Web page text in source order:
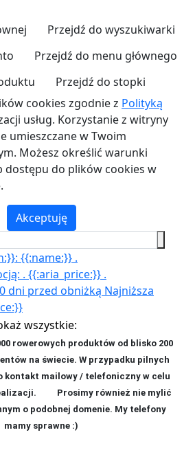
Przejdź do wyszukiwarki
Przejdź do menu głównego
Przejdź do stopki
cookies zgodnie z Polityką
usług. Korzystanie z witryny
umieszczane w Twoim
Możesz określić warunki
dostępu do plików cookies w
Akceptuję
{{:name:}} .
. {{:aria_price:}} .
dni przed obniżką Najniższa
wszystkie:
rowerowych produktów od blisko 200
na świecie. W przypadku pilnych
kontakt mailowy / telefoniczny w celu
realizacji. Prosimy również nie mylić
o podobnej domenie. My telefony
mamy sprawne :)